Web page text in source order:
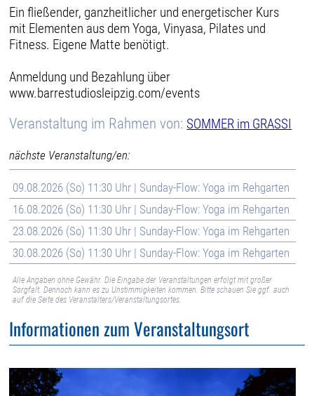
Ein fließender, ganzheitlicher und energetischer Kurs
mit Elementen aus dem Yoga, Vinyasa, Pilates und
Fitness. Eigene Matte benötigt.
Anmeldung und Bezahlung über
www.barrestudiosleipzig.com/events
Veranstaltung im Rahmen von: SOMMER im GRASSI
nächste Veranstaltung/en:
09.08.2026 (So) 11:30 Uhr | Sunday-Flow: Yoga im Rehgarten
16.08.2026 (So) 11:30 Uhr | Sunday-Flow: Yoga im Rehgarten
23.08.2026 (So) 11:30 Uhr | Sunday-Flow: Yoga im Rehgarten
30.08.2026 (So) 11:30 Uhr | Sunday-Flow: Yoga im Rehgarten
Alle Angaben ohne Gewähr. Die Eingabe der Veranstaltungen erfolgt mit großer
Sorgfalt. Dennoch kann es zu Unstimmigkeiten kommen. Bitte schauen Sie ggf. auch
auf die Seite des Veranstalters/Veranstaltungsortes.
Informationen zum Veranstaltungsort